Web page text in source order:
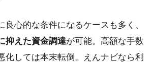
良心的な条件になるケースも多く、
抑えた資金調達が可能。高額な手数
化しては本末転倒。えんナビなら利